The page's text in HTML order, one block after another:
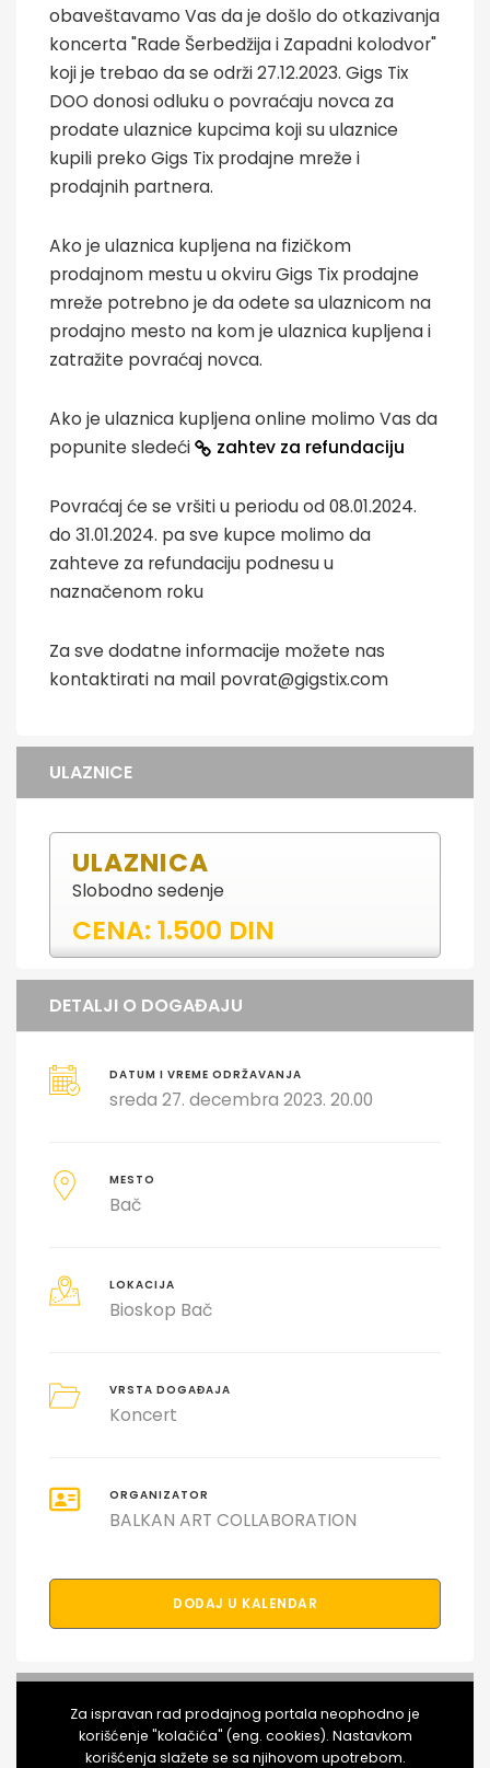
obaveštavamo Vas da je došlo do otkazivanja
koncerta "Rade Šerbedžija i Zapadni kolodvor"
koji je trebao da se održi 27.12.2023. Gigs Tix
DOO donosi odluku o povraćaju novca za
prodate ulaznice kupcima koji su ulaznice
kupili preko Gigs Tix prodajne mreže i
prodajnih partnera.
Ako je ulaznica kupljena na fizičkom
prodajnom mestu u okviru Gigs Tix prodajne
mreže potrebno je da odete sa ulaznicom na
prodajno mesto na kom je ulaznica kupljena i
zatražite povraćaj novca.
Ako je ulaznica kupljena online molimo Vas da
popunite sledeći
zahtev za refundaciju
Povraćaj će se vršiti u periodu od 08.01.2024.
do 31.01.2024. pa sve kupce molimo da
zahteve za refundaciju podnesu u
naznačenom roku
Za sve dodatne informacije možete nas
kontaktirati na mail povrat@gigstix.com
ULAZNICE
ULAZNICA
Slobodno sedenje
CENA: 1.500 DIN
DETALJI O DOGAĐAJU
DATUM I VREME ODRŽAVANJA
sreda 27. decembra 2023. 20.00
MESTO
Bač
LOKACIJA
Bioskop Bač
VRSTA DOGAĐAJA
Koncert
ORGANIZATOR
BALKAN ART COLLABORATION
DODAJ U KALENDAR
Za ispravan rad prodajnog portala neophodno je
korišćenje "kolačića" (eng. cookies). Nastavkom
korišćenja slažete se sa njihovom upotrebom.